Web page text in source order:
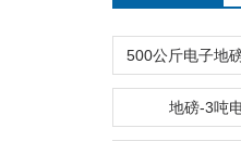
地磅-3吨